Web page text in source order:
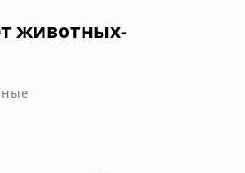
животных-